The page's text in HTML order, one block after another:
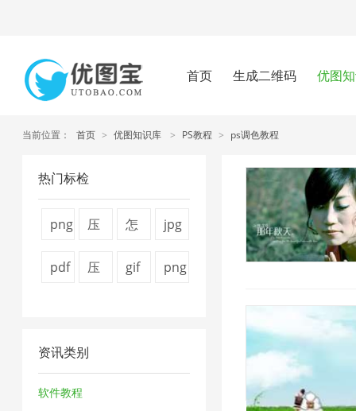
首页 生成二维码 优图
当前位置： 首页 > 优图知识库 > PS教程 > ps调色教程
热门标检
png
缩
1
压
大
小
怎
片
jpg
1
pdf
方
法
压
片
gif
png
资讯类别
软件教程